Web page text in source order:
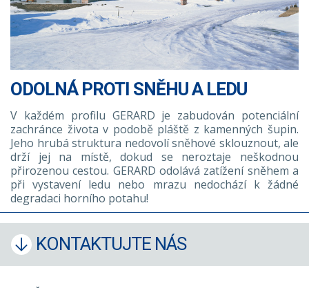
ODOLNÁ PROTI SNĚHU A LEDU
V každém profilu GERARD je zabudován potenciální
zachránce života v podobě pláště z kamenných šupin.
Jeho hrubá struktura nedovolí sněhové sklouznout, ale
drží jej na místě, dokud se neroztaje neškodnou
přirozenou cestou. GERARD odolává zatížení sněhem a
při vystavení ledu nebo mrazu nedochází k žádné
degradaci horního potahu!
KONTAKTUJTE NÁS